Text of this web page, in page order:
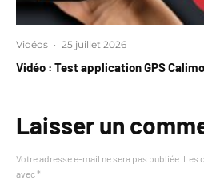
Vidéos · 25 juillet 2026
Vidéo : Test application GPS
Laisser un
Votre adresse e-mail ne sera pas publiée. Les
avec *